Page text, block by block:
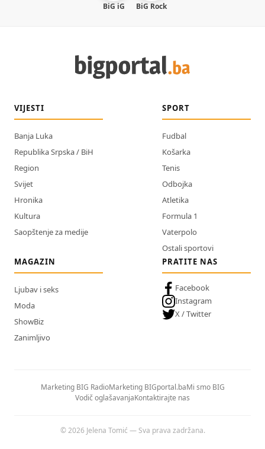
BiG iG BiG Rock
VIJESTI
Banja Luka
Republika Srpska / BiH
Region
Svijet
Hronika
Kultura
Saopštenje za medije
SPORT
Fudbal
Košarka
Tenis
Odbojka
Atletika
Formula 1
Vaterpolo
Ostali sportovi
MAGAZIN
Ljubav i seks
Moda
ShowBiz
Zanimljivo
PRATITE NAS
Facebook
Instagram
X / Twitter
Marketing BIG RadioMarketing BIGportal.baMi smo BIG
Vodič oglašavanjaKontaktirajte nas
© 2026 Jelena Tomić — Sva prava zadržana.